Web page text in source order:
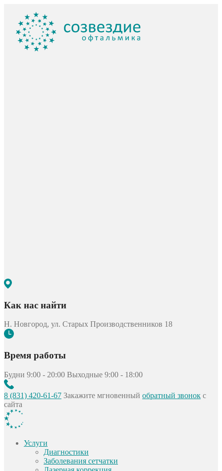
Как нас найти
Н. Новгород, ул. Старых Производственников 18
Время работы
Будни 9:00 - 20:00 Выходные 9:00 - 18:00
8 (831) 420-61-67 Закажите мгновенный обратный звонок с
сайта
Услуги
Диагностики
Заболевания сетчатки